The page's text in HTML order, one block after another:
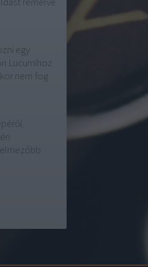
egy
Lucumíhoz
nem fog